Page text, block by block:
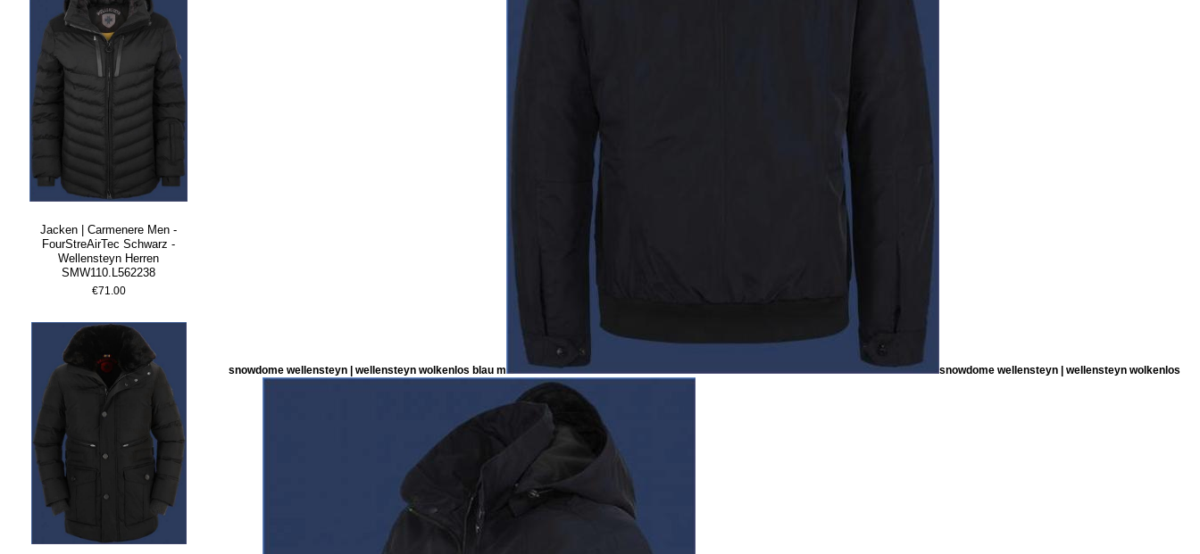
Jacken | Carmenere Men -
FourStreAirTec Schwarz -
Wellensteyn Herren
SMW110.L562238
€71.00
snowdome wellensteyn | wellensteyn wolkenlos blau m snowdome wellensteyn | wellensteyn wolkenlos